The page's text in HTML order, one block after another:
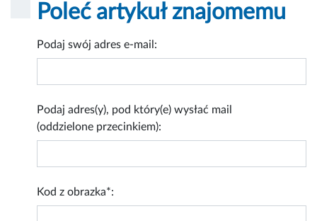
Poleć artykuł znajomemu
Podaj swój adres e-mail:
Podaj adres(y), pod który(e) wysłać mail
(oddzielone przecinkiem):
Kod z obrazka*: